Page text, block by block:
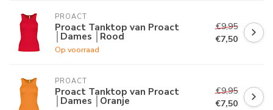
PROACT
Proact Tanktop van Proact
│Dames │Rood
Op voorraad
€9,95
€7,50
PROACT
Proact Tanktop van Proact
│Dames │Oranje
€9,95
€7,50